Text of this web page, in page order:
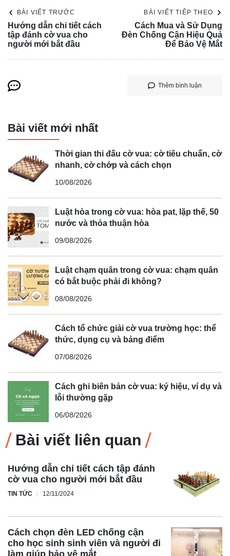
BÀI VIẾT TRƯỚC
Hướng dẫn chi tiết cách
tập đánh cờ vua cho
người mới bắt đầu
BÀI VIẾT TIẾP THEO
Cách Mua và Sử Dụng
Đèn Chống Cận Hiệu Quả
Để Bảo Vệ Mắt
Thêm bình luận
Bài viết mới nhất
Thời gian thi đấu cờ vua: cờ tiêu chuẩn, cờ
nhanh, cờ chớp và cách chọn
10/08/2026
Luật hòa trong cờ vua: hòa pat, lặp thế, 50
nước và thỏa thuận hòa
09/08/2026
Luật chạm quân trong cờ vua: chạm quân
có bắt buộc phải đi không?
08/08/2026
Cách tổ chức giải cờ vua trường học: thể
thức, dụng cụ và bảng điểm
07/08/2026
Cách ghi biên bản cờ vua: ký hiệu, ví dụ và
lỗi thường gặp
06/08/2026
Bài viết liên quan
Hướng dẫn chi tiết cách tập đánh
cờ vua cho người mới bắt đầu
TIN TỨC 12/11/2024
Cách chọn đèn LED chống cận
cho học sinh sinh viên và người đi